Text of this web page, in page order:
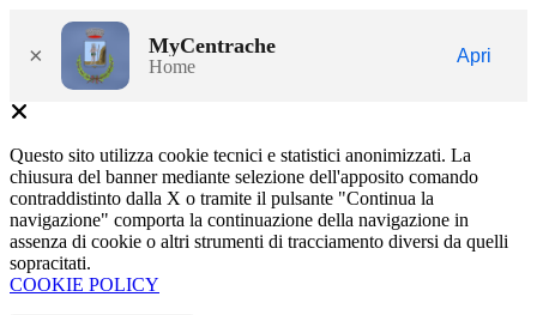
× MyCentrache
Home
Apri
Questo sito utilizza cookie tecnici e statistici anonimizzati. La
chiusura del banner mediante selezione dell'apposito comando
contraddistinto dalla X o tramite il pulsante "Continua la
navigazione" comporta la continuazione della navigazione in
assenza di cookie o altri strumenti di tracciamento diversi da quelli
sopracitati.
COOKIE POLICY